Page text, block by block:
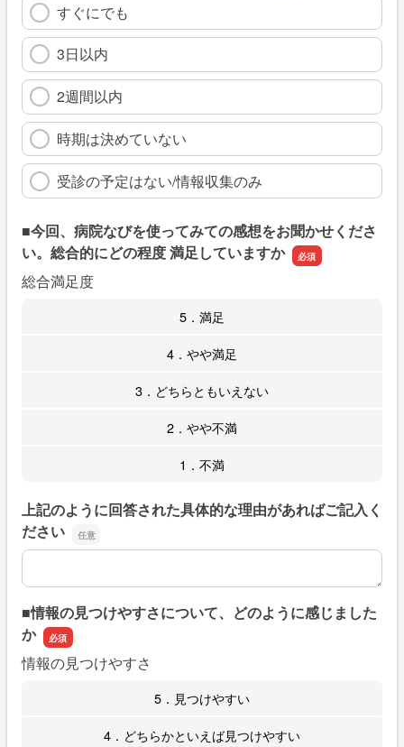
すぐにでも
3日以内
2週間以内
時期は決めていない
受診の予定はない/情報収集のみ
■今回、病院なびを使ってみての感想をお聞かせくださ
い。総合的にどの程度 満足していますか
総合満足度
5．満足
4．やや満足
3．どちらともいえない
2．やや不満
1．不満
上記のように回答された具体的な理由があればご記入く
ださい
上記のように回答された具体的な理由があればご記入くだ
■情報の見つけやすさについて、どのように感じました
か
情報の見つけやすさ
5．見つけやすい
4．どちらかといえば見つけやすい